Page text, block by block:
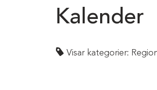
Kalender
Visar kategorier: